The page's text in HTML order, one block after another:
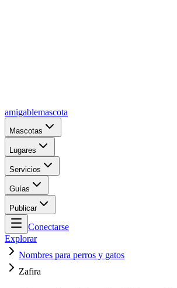
amigablemascota
Mascotas
Lugares
Servicios
Guías
Publicar
Conectarse
Explorar
Nombres para perros y gatos
Zafira